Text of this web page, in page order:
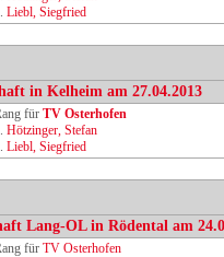
Liebl, Siegfried
in Kelheim am 27.04.2013
für TV Osterhofen
Hötzinger, Stefan
Liebl, Siegfried
Lang-OL in Rödental am
für TV Osterhofen